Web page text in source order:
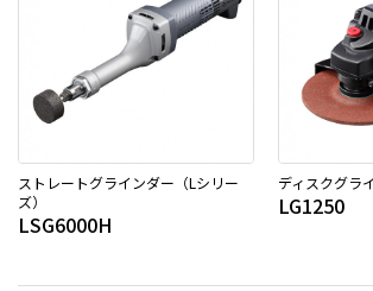
ストレートグラインダー（Lシリー
ズ）
LSG6000H
ディスクグラ
LG1250